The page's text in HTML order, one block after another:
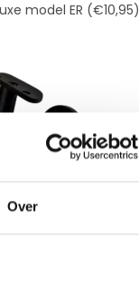
Over
model ER (€10,95)
Zwart type GR